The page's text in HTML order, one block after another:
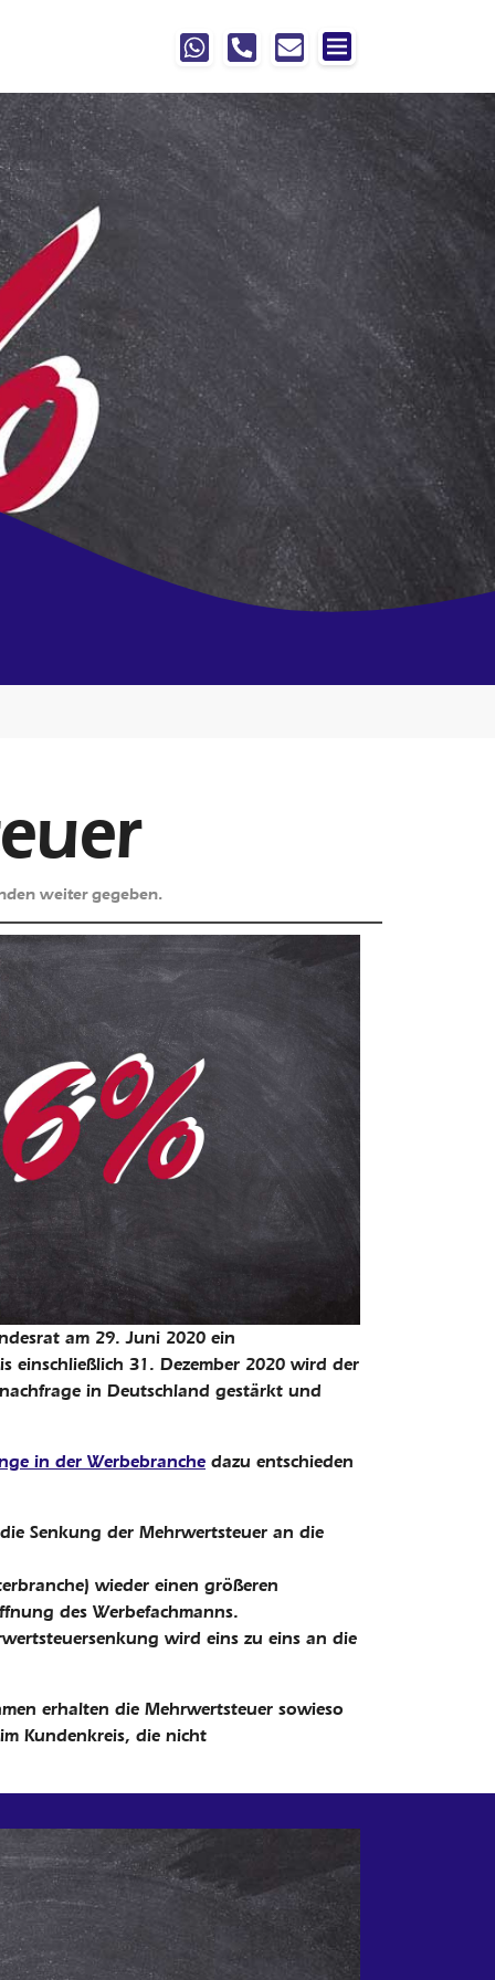
weiter gegeben.
am 29. Juni 2020 ein
31. Dezember 2020 wird der
in Deutschland gestärkt und
in der Werbebranche dazu entschieden
Senkung der Mehrwertsteuer an die
wieder einen größeren
des Werbefachmanns.
wird eins zu eins an die
erhalten die Mehrwertsteuer sowieso
Kundenkreis, die nicht